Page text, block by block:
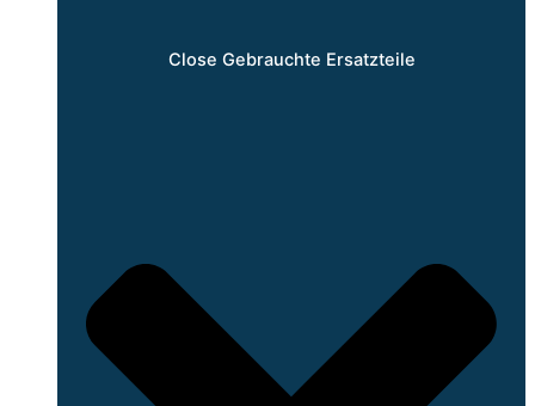
Close Gebrauchte Ersatzteile